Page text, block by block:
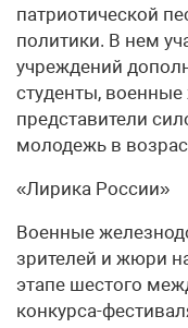
патриотической
политики. В нем
учреждений
студенты,
представители
молодежь в
«Лирика России»
Военные
зрителей и жюри
этапе шестого
конкурса-